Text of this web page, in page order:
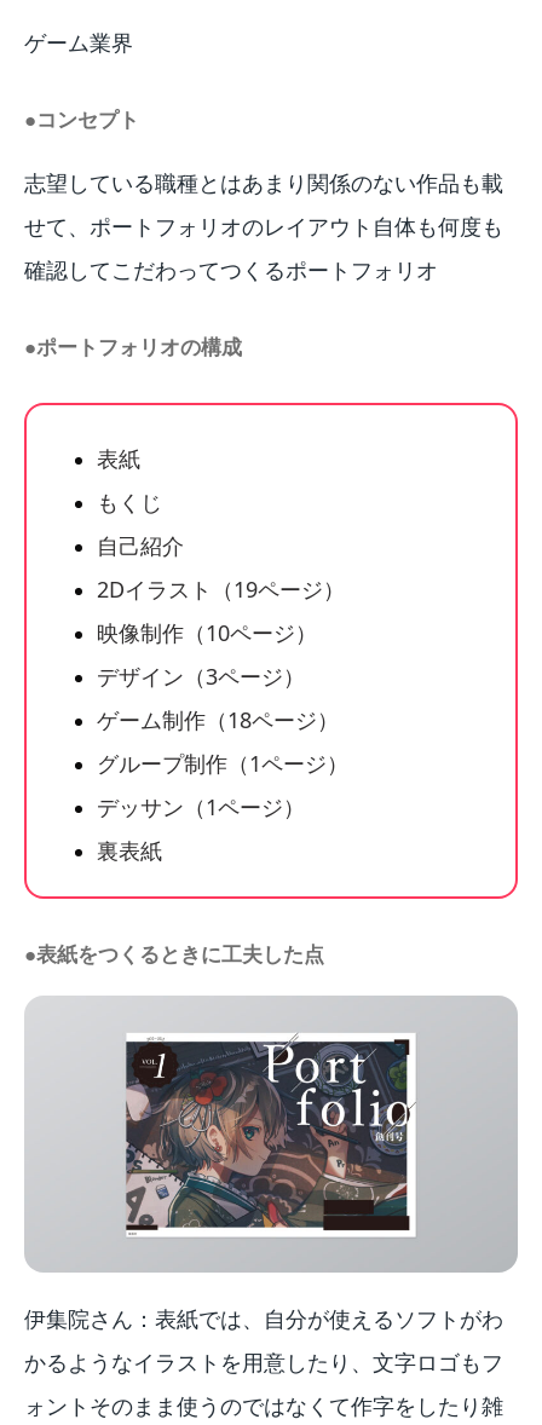
ゲーム業界
●コンセプト
志望している職種とはあまり関係のない作品も載
せて、ポートフォリオのレイアウト自体も何度も
確認してこだわってつくるポートフォリオ
●ポートフォリオの構成
表紙
もくじ
自己紹介
2Dイラスト（19ページ）
映像制作（10ページ）
デザイン（3ページ）
ゲーム制作（18ページ）
グループ制作（1ページ）
デッサン（1ページ）
裏表紙
●表紙をつくるときに工夫した点
伊集院さん：表紙では、自分が使えるソフトがわ
かるようなイラストを用意したり、文字ロゴもフ
ォントそのまま使うのではなくて作字をしたり雑